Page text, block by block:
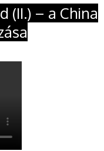
(II.) – a China